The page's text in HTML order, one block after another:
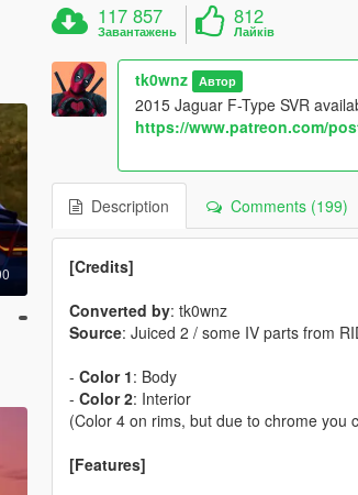
117 857
Завантажень
812
Лайків
tk0wnz Автор
2015 Jaguar F-Type SVR
https://www.patreon.com/
Description Comments (199)
[Credits]
Converted by: tk0wnz
Source: Juiced 2 / some IV parts from
- Color 1: Body
- Color 2: Interior
(Color 4 on rims, but due to chrome you
[Features]